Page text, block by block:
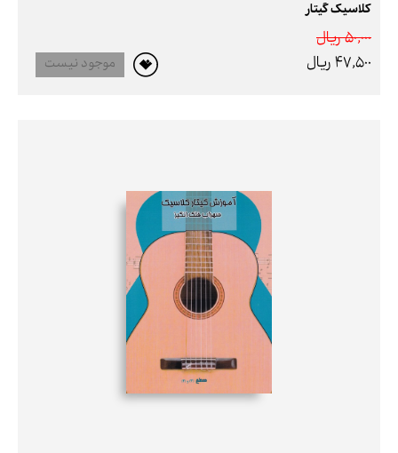
کلاسیک گیتار
50,000 ريال
47,500 ريال
موجود نیست